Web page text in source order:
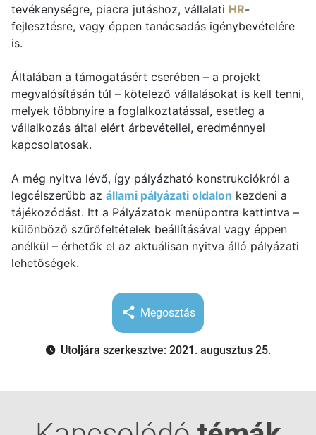
tevékenységre, piacra jutáshoz, vállalati HR-
fejlesztésre, vagy éppen tanácsadás igénybevételére
is.
Általában a támogatásért cserében – a projekt
megvalósításán túl – kötelező vállalásokat is kell tenni,
melyek többnyire a foglalkoztatással, esetleg a
vállalkozás által elért árbevétellel, eredménnyel
kapcsolatosak.
A még nyitva lévő, így pályázható konstrukciókról a
legcélszerűbb az állami pályázati oldalon kezdeni a
tájékozódást. Itt a Pályázatok menüpontra kattintva –
különböző szűrőfeltételek beállításával vagy éppen
anélkül – érhetők el az aktuálisan nyitva álló pályázati
lehetőségek.
Megosztás
Utoljára szerkesztve: 2021. augusztus 25.